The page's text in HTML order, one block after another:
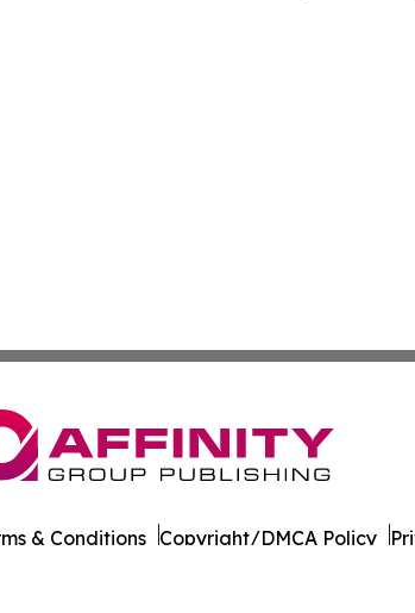
& Conditions Copyright/DMCA Policy